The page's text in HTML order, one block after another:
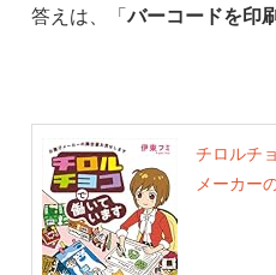
答えは、「バーコードを印
チロルチ
メーカー